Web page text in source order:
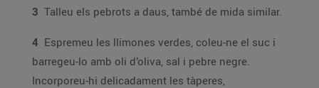
3 Talleu els pebrots a daus, també de mida similar.
4 Espremeu les llimones verdes, coleu-ne el suc i
barregeu-lo amb oli d’oliva, sal i pebre negre.
Incorporeu-hi delicadament les tàperes,